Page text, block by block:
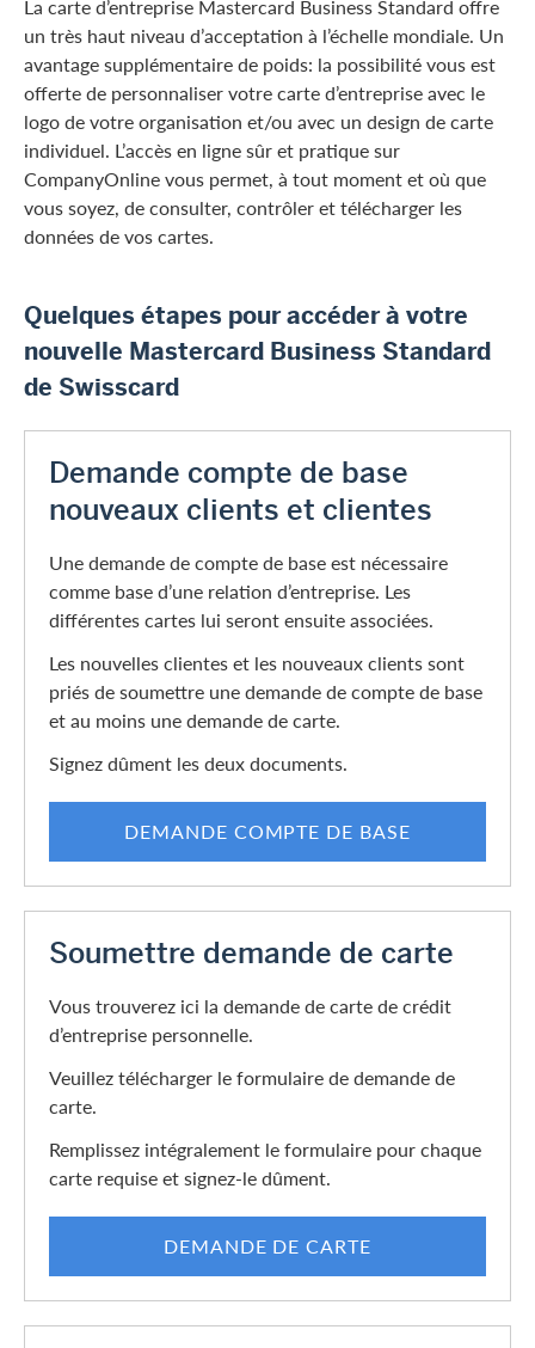
La carte d’entreprise Mastercard Business Standard offre
un très haut niveau d’acceptation à l’échelle mondiale. Un
avantage supplémentaire de poids: la possibilité vous est
offerte de personnaliser votre carte d’entreprise avec le
logo de votre organisation et/ou avec un design de carte
individuel. L’accès en ligne sûr et pratique sur
CompanyOnline vous permet, à tout moment et où que
vous soyez, de consulter, contrôler et télécharger les
données de vos cartes.
Quelques étapes pour accéder à votre
nouvelle Mastercard Business Standard
de Swisscard
Demande compte de base
nouveaux clients et clientes
Une demande de compte de base est nécessaire
comme base d’une relation d’entreprise. Les
différentes cartes lui seront ensuite associées.
Les nouvelles clientes et les nouveaux clients sont
priés de soumettre une demande de compte de base
et au moins une demande de carte.
Signez dûment les deux documents.
DEMANDE COMPTE DE BASE
Soumettre demande de carte
Vous trouverez ici la demande de carte de crédit
d’entreprise personnelle.
Veuillez télécharger le formulaire de demande de
carte.
Remplissez intégralement le formulaire pour chaque
carte requise et signez-le dûment.
DEMANDE DE CARTE